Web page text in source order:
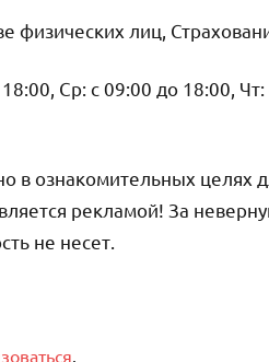
физических лиц,
Ср: с 09:00 до 18:00,
в ознакомительных целях
рекламой! За
не несет.
.